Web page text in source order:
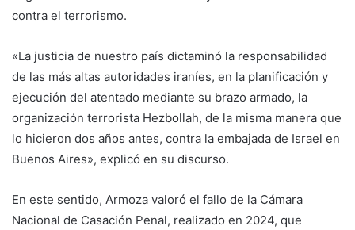
contra el terrorismo.
«La justicia de nuestro país dictaminó la responsabilidad
de las más altas autoridades iraníes, en la planificación y
ejecución del atentado mediante su brazo armado, la
organización terrorista Hezbollah, de la misma manera que
lo hicieron dos años antes, contra la embajada de Israel en
Buenos Aires», explicó en su discurso.
En este sentido, Armoza valoró el fallo de la Cámara
Nacional de Casación Penal, realizado en 2024, que